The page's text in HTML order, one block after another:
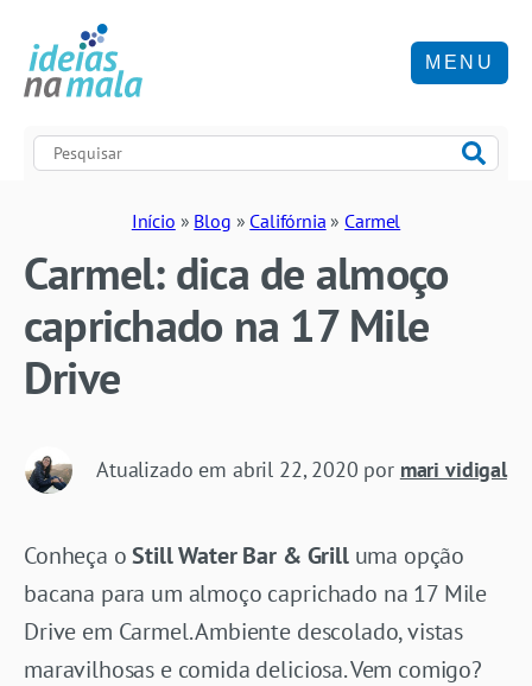
MENU
Início » Blog » Califórnia » Carmel
Carmel: dica de almoço
caprichado na 17 Mile
Drive
Atualizado em abril 22, 2020 por mari vidigal
Conheça oStill Water Bar & Grilluma opção
bacana para um almoço caprichado na 17 Mile
Drive em Carmel. Ambiente descolado, vistas
maravilhosas e comida deliciosa. Vem comigo?